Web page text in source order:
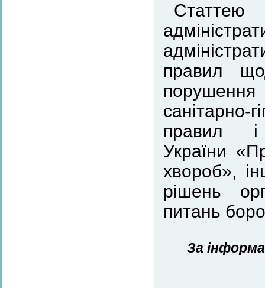
правил
санітарно-
правил
України
хвороб»,
рішень
питань
За